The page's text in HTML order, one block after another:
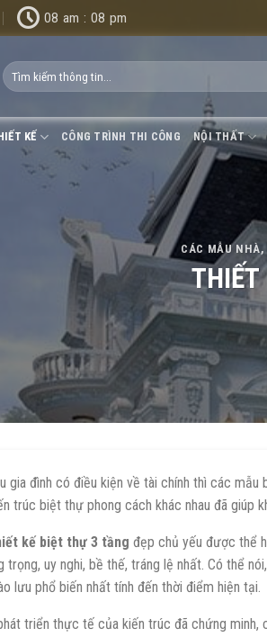
08 am : 08 pm
KẾ CÔNG TRÌNH THI CÔNG NỘI THẤT
CÁC MẪU NHÀ
THIẾT
gia đình có điều kiện về tài chính thì các
trúc biệt thự phong cách khác nhau đã giúp
kế biệt thự 3 tầng đẹp chủ yếu được thể
trọng, uy nghi, bề thế, tráng lệ nhất. Có thể
lưu phổ biến nhất tính đến thời điểm hiện tại.
triển thực tế của kiến trúc đã chứng minh,